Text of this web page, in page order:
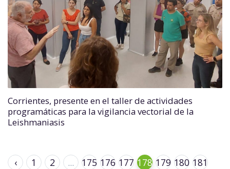
Corrientes, presente en el taller de actividades
programáticas para la vigilancia vectorial de la
Leishmaniasis
‹ 1 2 ... 175 176 177 178 179 180 181